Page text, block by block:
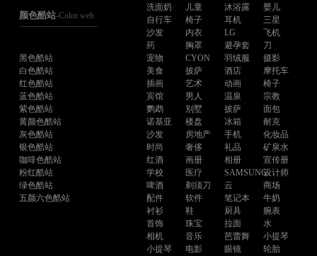
颜色酷站-Color web
黑色酷站
白色酷站
红色酷站
蓝色酷站
紫色酷站
黄颜色酷站
灰色酷站
银色酷站
咖啡色酷站
粉红酷站
绿色酷站
五颜六色酷站
洗面奶
儿童 沐浴露
婴儿
自行车
椅子 耳机
三星
沙发
内衣 LG
飞机
药
胸罩 避孕套
刀
宠物
CYON 羽绒服
摄影
美食
披萨 酒店
摩托车
插画
艺术 动画
椅子
宾馆
男人 温泉
宗教
鹦鹉
别墅 披萨
面包
诺基亚
楼盘 冰箱
耐克
沙发
房地产 手机
化妆品
时尚
奢侈 礼品
矿泉水
红酒
画册 相册
宣传册
学校
医疗 SAMSUNG设计师
啤酒
剃须刀 云
商场
配件
软件 笔记本
牛奶
衬衫
鞋 厨具
腕表
首饰
珠宝 拉面
水
相机
音乐 芭蕾舞
小提琴
小提琴
电影 眼镜
轮胎